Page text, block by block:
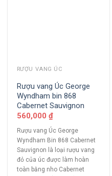
RƯỢU VANG ÚC
Rượu vang Úc George
Wyndham bin 868
Cabernet Sauvignon
560,000 ₫
Rượu vang Úc George
Wyndham Bin 868 Cabernet
Sauvignon là loại rượu vang
đỏ của úc được làm hoàn
toàn bằng nho Cabernet